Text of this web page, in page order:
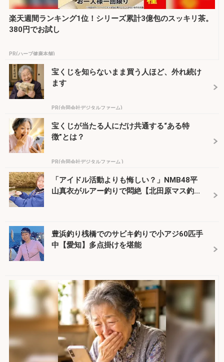
楽天週間ランキング1位！シリーズ累計3億包のスッキリ茶。
380円でお試し
PR(ハーブ健康本舗)
宝くじを知らないまま買う人ほど、外れ続け
ます
PR(合同会社デジタルファーム)
宝くじが当たる人にだけ共通する“ある特
徴”とは？
PR(合同会社デジタルファーム )
「アイドル活動よりも悔しい？」NMB48平
山真衣がルアー釣りで悶絶【北田原マス釣...
豊浜釣り桟橋でのサビキ釣りで小アジ60匹手
中【愛知】多点掛けを堪能